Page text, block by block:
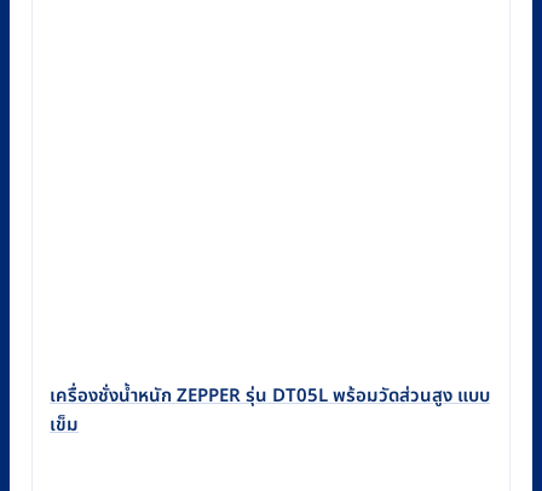
เครื่องชั่งน้ำหนัก ZEPPER รุ่น DT05L พร้อมวัดส่วนสูง แบบ
เข็ม